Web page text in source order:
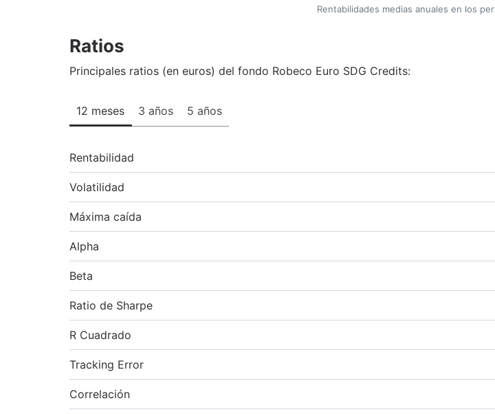
Rentabilidades medias anuales en los
Ratios
Principales ratios (en euros) del fondo Robeco Euro SDG Credits:
12 meses 3 años 5 años
Rentabilidad
Volatilidad
Máxima caída
Alpha
Beta
Ratio de Sharpe
R Cuadrado
Tracking Error
Correlación